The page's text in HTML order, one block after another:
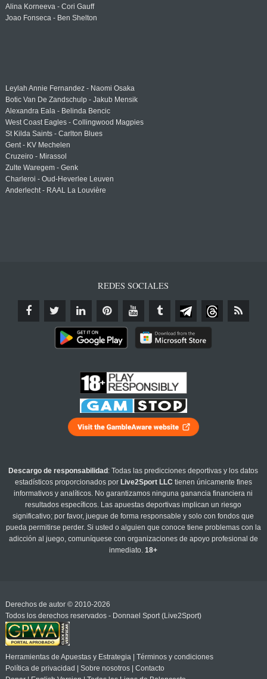
Alina Korneeva - Cori Gauff
Joao Fonseca - Ben Shelton
Leylah Annie Fernandez - Naomi Osaka
Botic Van De Zandschulp - Jakub Mensik
Alexandra Eala - Belinda Bencic
West Coast Eagles - Collingwood Magpies
St Kilda Saints - Carlton Blues
Gent - KV Mechelen
Cruzeiro - Mirassol
Zulte Waregem - Genk
Charleroi - Oud-Heverlee Leuven
Anderlecht - RAAL La Louvière
REDES SOCIALES
Descargo de responsabilidad : Todas las predicciones deportivas y los datos
estadísticos proporcionados por Live2Sport LLC tienen únicamente fines
informativos y analíticos. No garantizamos ninguna ganancia financiera ni
resultados específicos. Las apuestas deportivas implican un riesgo
significativo; por favor, juegue de forma responsable y solo con fondos que
pueda permitirse perder. Si usted o alguien que conoce tiene problemas con la
adicción al juego, comuníquese con organizaciones de apoyo profesional de
inmediato.18+
Derechos de autor © 2010-2026
Todos los derechos reservados - Donnael Sport (Live2Sport)
Herramientas de Apuestas y Estrategia| Términos y condiciones
Política de privacidad
Sobre nosotros| Contacto